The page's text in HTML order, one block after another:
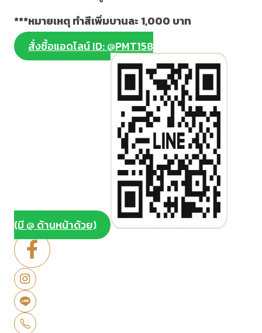
***หมายเหตุ ทำสีเพิ่มบานละ 1,000 บาท
สั่งซื้อแอดไลน์ ID: @PMT158
(มี @ ด้านหน้าด้วย)